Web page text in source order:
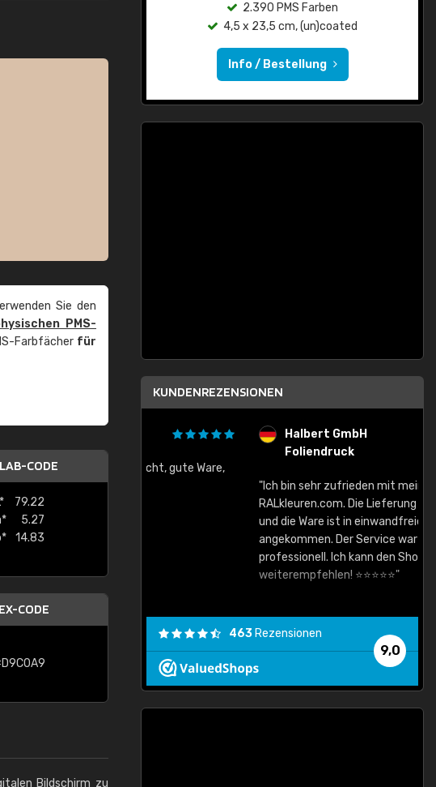
Sie den
PMS-
Farbfächer für
CODE
79.22
5.27
14.83
CODE
Bildschirm zu
2.390 PMS Farben
4,5 x 23,5 cm, (un)coated
Info / Bestellung
KUNDENREZENSIONEN
wünscht, gute Ware,
Halbert GmbH
"Ich bin sehr zufrieden mit meinem Einkauf bei
RALkleuren.com. Die Lieferung war sehr schnell
und die Ware ist in einwandfreiem Zustand
angekommen. Der Service war zuverlässig und
professionell. Ich kann den Shop auf jeden Fall
weiterempfehlen! ⭐⭐⭐⭐⭐"
9,0
463 Rezensionen